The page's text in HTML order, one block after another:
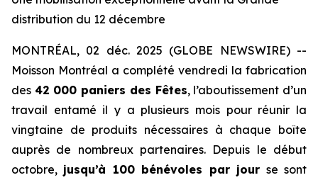
distribution du 12 décembre
MONTRÉAL, 02 déc. 2025 (GLOBE NEWSWIRE) --
Moisson Montréal a complété vendredi la fabrication
des 42 000 paniers des Fêtes, l’aboutissement d’un
travail entamé il y a plusieurs mois pour réunir la
vingtaine de produits nécessaires à chaque boîte
auprès de nombreux partenaires. Depuis le début
octobre, jusqu’à 100 bénévoles par jour se sont